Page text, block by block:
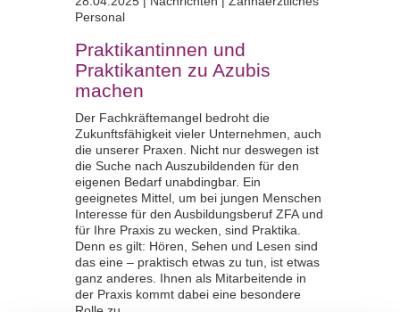
Personal
Praktikantinnen und
Praktikanten zu Azubis
machen
Der Fachkräftemangel bedroht die
Zukunftsfähigkeit vieler Unternehmen, auch
die unserer Praxen. Nicht nur deswegen ist
die Suche nach Auszubildenden für den
eigenen Bedarf unabdingbar. Ein
geeignetes Mittel, um bei jungen Menschen
Interesse für den Ausbildungsberuf ZFA und
für Ihre Praxis zu wecken, sind Praktika.
Denn es gilt: Hören, Sehen und Lesen sind
das eine – praktisch etwas zu tun, ist etwas
ganz anderes. Ihnen als Mitarbeitende in
der Praxis kommt dabei eine besondere